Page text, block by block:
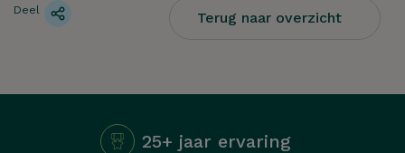
Deel Terug naar overzicht
25+ jaar ervaring